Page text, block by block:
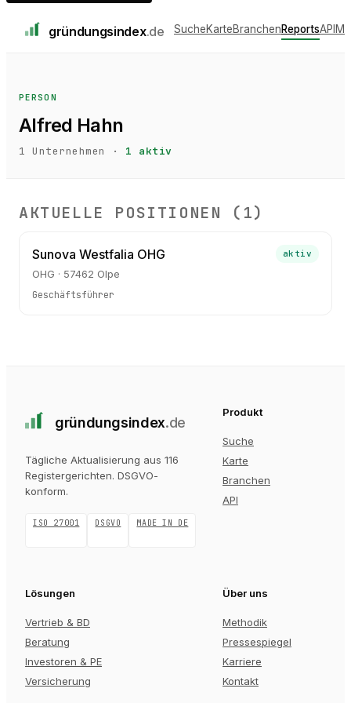
gründungsindex.de SucheKarteBranchenReportsAPI
PERSON
Alfred Hahn
1 Unternehmen · 1 aktiv
AKTUELLE POSITIONEN ( 1)
Sunova Westfalia OHG
OHG · 57462 Olpe
aktiv
Geschäftsführer
gründungsindex.de
Tägliche Aktualisierung aus 116
Registergerichten. DSGVO-
konform.
ISO 27001 DSGVO MADE IN DE
Produkt
Suche
Karte
Branchen
API
Lösungen
Vertrieb & BD
Beratung
Investoren & PE
Versicherung
Über uns
Methodik
Pressespiegel
Karriere
Kontakt